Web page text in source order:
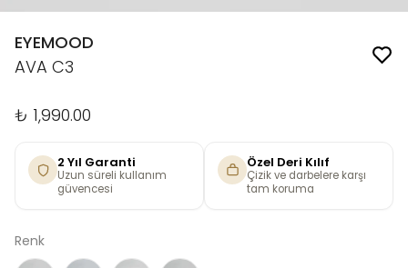
EYEMOOD
AVA C3
₺ 1,990.00
2 Yıl Garanti
Uzun süreli kullanım
güvencesi
Özel Deri Kılıf
Çizik ve darbelere karşı
tam koruma
Renk